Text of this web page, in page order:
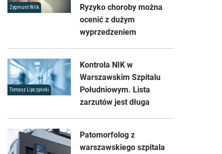
Zygmunt Wilk
Ryzyko choroby można
ocenić z dużym
wyprzedzeniem
Tomasz Lipczyński
Kontrola NIK w
Warszawskim Szpitalu
Południowym. Lista
zarzutów jest długa
Patomorfolog z
warszawskiego szpitala